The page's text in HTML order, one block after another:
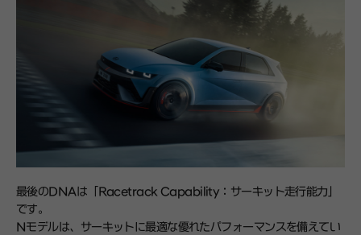
最後のDNAは「Racetrack Capability：サーキット走行能力」
です。
Nモデルは、サーキットに最適な優れたパフォーマンスを備えてい